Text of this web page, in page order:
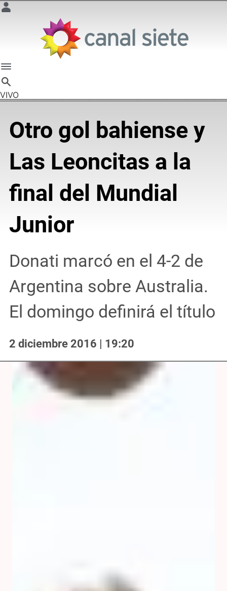
VIVO
Otro gol bahiense y
Las Leoncitas a la
final del Mundial
Junior
Donati marcó en el 4-2 de
Argentina sobre Australia.
El domingo definirá el título
2 diciembre 2016 | 19:20